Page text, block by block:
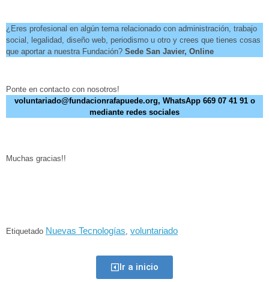
¿Eres profesional en algún tema relacionado con administración, trabajo
social, legalidad, diseño web, periodismo u otro y crees que tienes cosas
que aportar a nuestra Fundación? Sede San Javier, Online
Ponte en contacto con nosotros!
voluntariado@fundacionrafapuede.org, WhatsApp 669 07 41 91 o
mediante redes sociales
Muchas gracias!!
Etiquetado Nuevas Tecnologías, voluntariado
Ir a inicio